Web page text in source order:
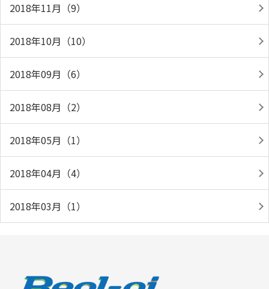
2018年11月（9）
2018年10月（10）
2018年09月（6）
2018年08月（2）
2018年05月（1）
2018年04月（4）
2018年03月（1）